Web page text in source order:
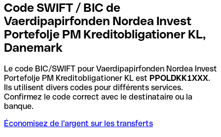
Code SWIFT / BIC de
Vaerdipapirfonden Nordea Invest
Portefolje PM Kreditobligationer KL,
Danemark
Le code BIC/SWIFT pour Vaerdipapirfonden Nordea Invest
Portefolje PM Kreditobligationer KL est PPOLDKK1XXX.
Ils utilisent divers codes pour différents services.
Confirmez le code correct avec le destinataire ou la
banque.
Économisez de l'argent sur les transferts